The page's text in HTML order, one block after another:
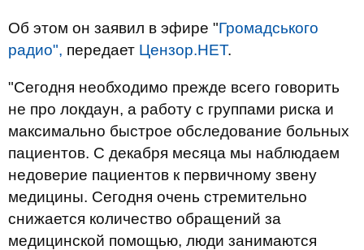
Об этом он заявил в эфире "Громадського
радио", передает Цензор.НЕТ.
"Сегодня необходимо прежде всего говорить
не про локдаун, а работу с группами риска и
максимально быстрое обследование больных
пациентов. С декабря месяца мы наблюдаем
недоверие пациентов к первичному звену
медицины. Сегодня очень стремительно
снижается количество обращений за
медицинской помощью, люди занимаются